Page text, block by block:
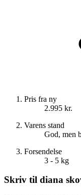
Pris fra ny
2.995 kr.
Varens stand
God, men
Forsendelse
3 - 5 kg
Skriv til diana